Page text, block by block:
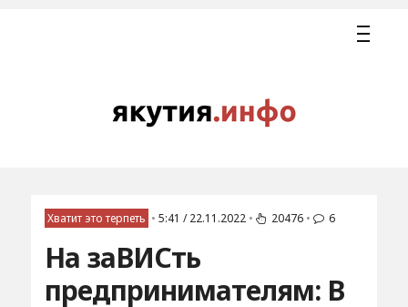
Хватит это терпеть • 5:41 / 22.11.2022 • 20476 • 6
На заВИСть
предпринимателям: В